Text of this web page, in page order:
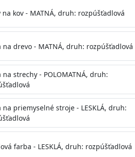
Biela + je možné tónovať podľa RAL,
k aplikácií
farbu narieďte do 10%
valčekom alebo
je možné aplikovať ďalšiu
sa doba schnutia predlžuje.
pri teplote pod 5°C a nad
kov - MATNÁ, druh: rozpúšťadlová
na drevo - MATNÁ, druh: rozpúšťadlová
strechy - POLOMATNÁ, druh:
na priemyselné stroje - LESKLÁ, druh:
farba - LESKLÁ, druh: rozpúšťadlová